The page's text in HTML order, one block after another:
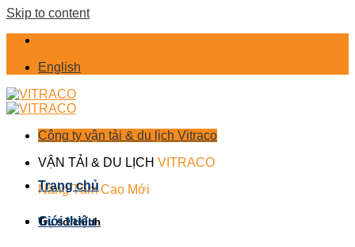
Skip to content
English
Công ty vận tải & du lịch Vitraco
VẬN TẢI & DU LỊCH VITRACO
Nâng Tầm Cao Mới
Trụ sở chính
Trang chủ
Giới thiệu